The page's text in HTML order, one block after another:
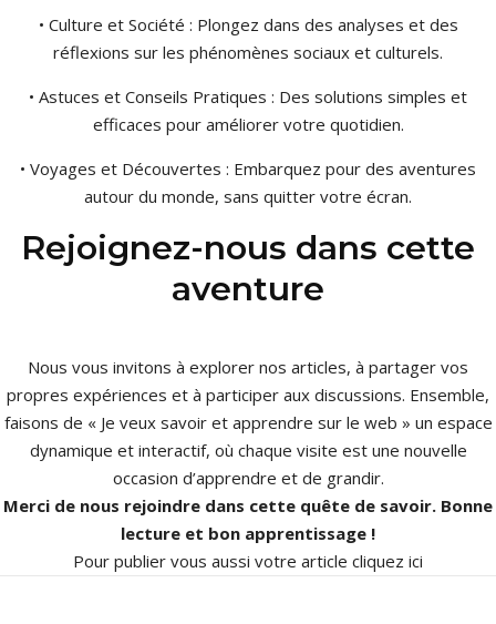
• Culture et Société : Plongez dans des analyses et des
réflexions sur les phénomènes sociaux et culturels.
• Astuces et Conseils Pratiques : Des solutions simples et
efficaces pour améliorer votre quotidien.
• Voyages et Découvertes : Embarquez pour des aventures
autour du monde, sans quitter votre écran.
Rejoignez-nous dans cette
aventure
Nous vous invitons à explorer nos articles, à partager vos
propres expériences et à participer aux discussions. Ensemble,
faisons de « Je veux savoir et apprendre sur le web » un espace
dynamique et interactif, où chaque visite est une nouvelle
occasion d’apprendre et de grandir.
Merci de nous rejoindre dans cette quête de savoir. Bonne
lecture et bon apprentissage !
Pour publier vous aussi votre article cliquez ici